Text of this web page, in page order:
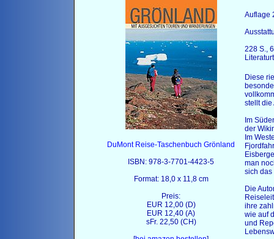
DuMont Reise-Taschenbuch Grönland
ISBN: 978-3-7701-4423-5
Format: 18,0 x 11,8 cm
Preis:
EUR 12,00 (D)
EUR 12,40 (A)
sFr. 22,50 (CH)
Auflage
228 S.,
Diese
stellt die
Im
der
Im
man
sich das
Die
ihre
wie auf
und